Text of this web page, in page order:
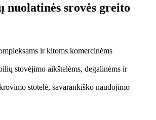
srovės greito
ir kitoms komercinėms
stovėjimo aikštelėms, degalinėms ir
stotelė, savarankiško naudojimo